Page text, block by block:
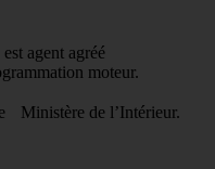
agent agréé
moteur.
Ministère de l’Intérieur.